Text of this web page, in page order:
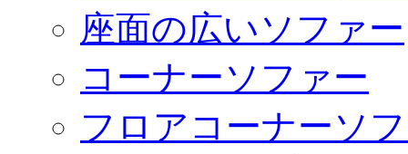
座面の広いソファー
コーナーソファー
フロアコーナーソ